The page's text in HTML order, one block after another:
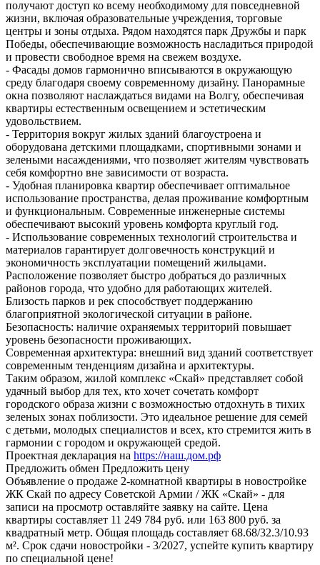
получают доступ ко всему необходимому для повседневной
жизни, включая образовательные учреждения, торговые
центры и зоны отдыха. Рядом находятся парк Дружбы и парк
Победы, обеспечивающие возможность насладиться природой
и провести свободное время на свежем воздухе.
- Фасады домов гармонично вписываются в окружающую
среду благодаря своему современному дизайну. Панорамные
окна позволяют наслаждаться видами на Волгу, обеспечивая
квартиры естественным освещением и эстетическим
удовольствием.
- Территория вокруг жилых зданий благоустроена и
оборудована детскими площадками, спортивными зонами и
зелеными насаждениями, что позволяет жителям чувствовать
себя комфортно вне зависимости от возраста.
- Удобная планировка квартир обеспечивает оптимальное
использование пространства, делая проживание комфортным
и функциональным. Современные инженерные системы
обеспечивают высокий уровень комфорта круглый год.
- Использование современных технологий строительства и
материалов гарантирует долговечность конструкций и
экономичность эксплуатации помещений жильцами.
Расположение позволяет быстро добраться до различных
районов города, что удобно для работающих жителей.
Близость парков и рек способствует поддержанию
благоприятной экологической ситуации в районе.
Безопасность: наличие охраняемых территорий повышает
уровень безопасности проживающих.
Современная архитектура: внешний вид зданий соответствует
современным тенденциям дизайна и архитектуры.
Таким образом, жилой комплекс «Скай» представляет собой
удачный выбор для тех, кто хочет сочетать комфорт
городского образа жизни с возможностью отдохнуть в тихих
зеленых зонах поблизости. Это идеальное решение для семей
с детьми, молодых специалистов и всех, кто стремится жить в
гармонии с городом и окружающей средой.
Проектная декларация на https://наш.дом.рф
Предложить обмен Предложить цену
Объявление о продаже 2-комнатной квартиры в новостройке
ЖК Скай по адресу Советской Армии / ЖК «Скай» - для
записи на просмотр оставляйте заявку на сайте. Цена
квартиры составляет 11 249 784 руб. или 163 800 руб. за
квадратный метр. Общая площадь составляет 68.68/32.3/10.93
м². Срок сдачи новостройки - 3/2027, успейте купить квартиру
по специальной цене!